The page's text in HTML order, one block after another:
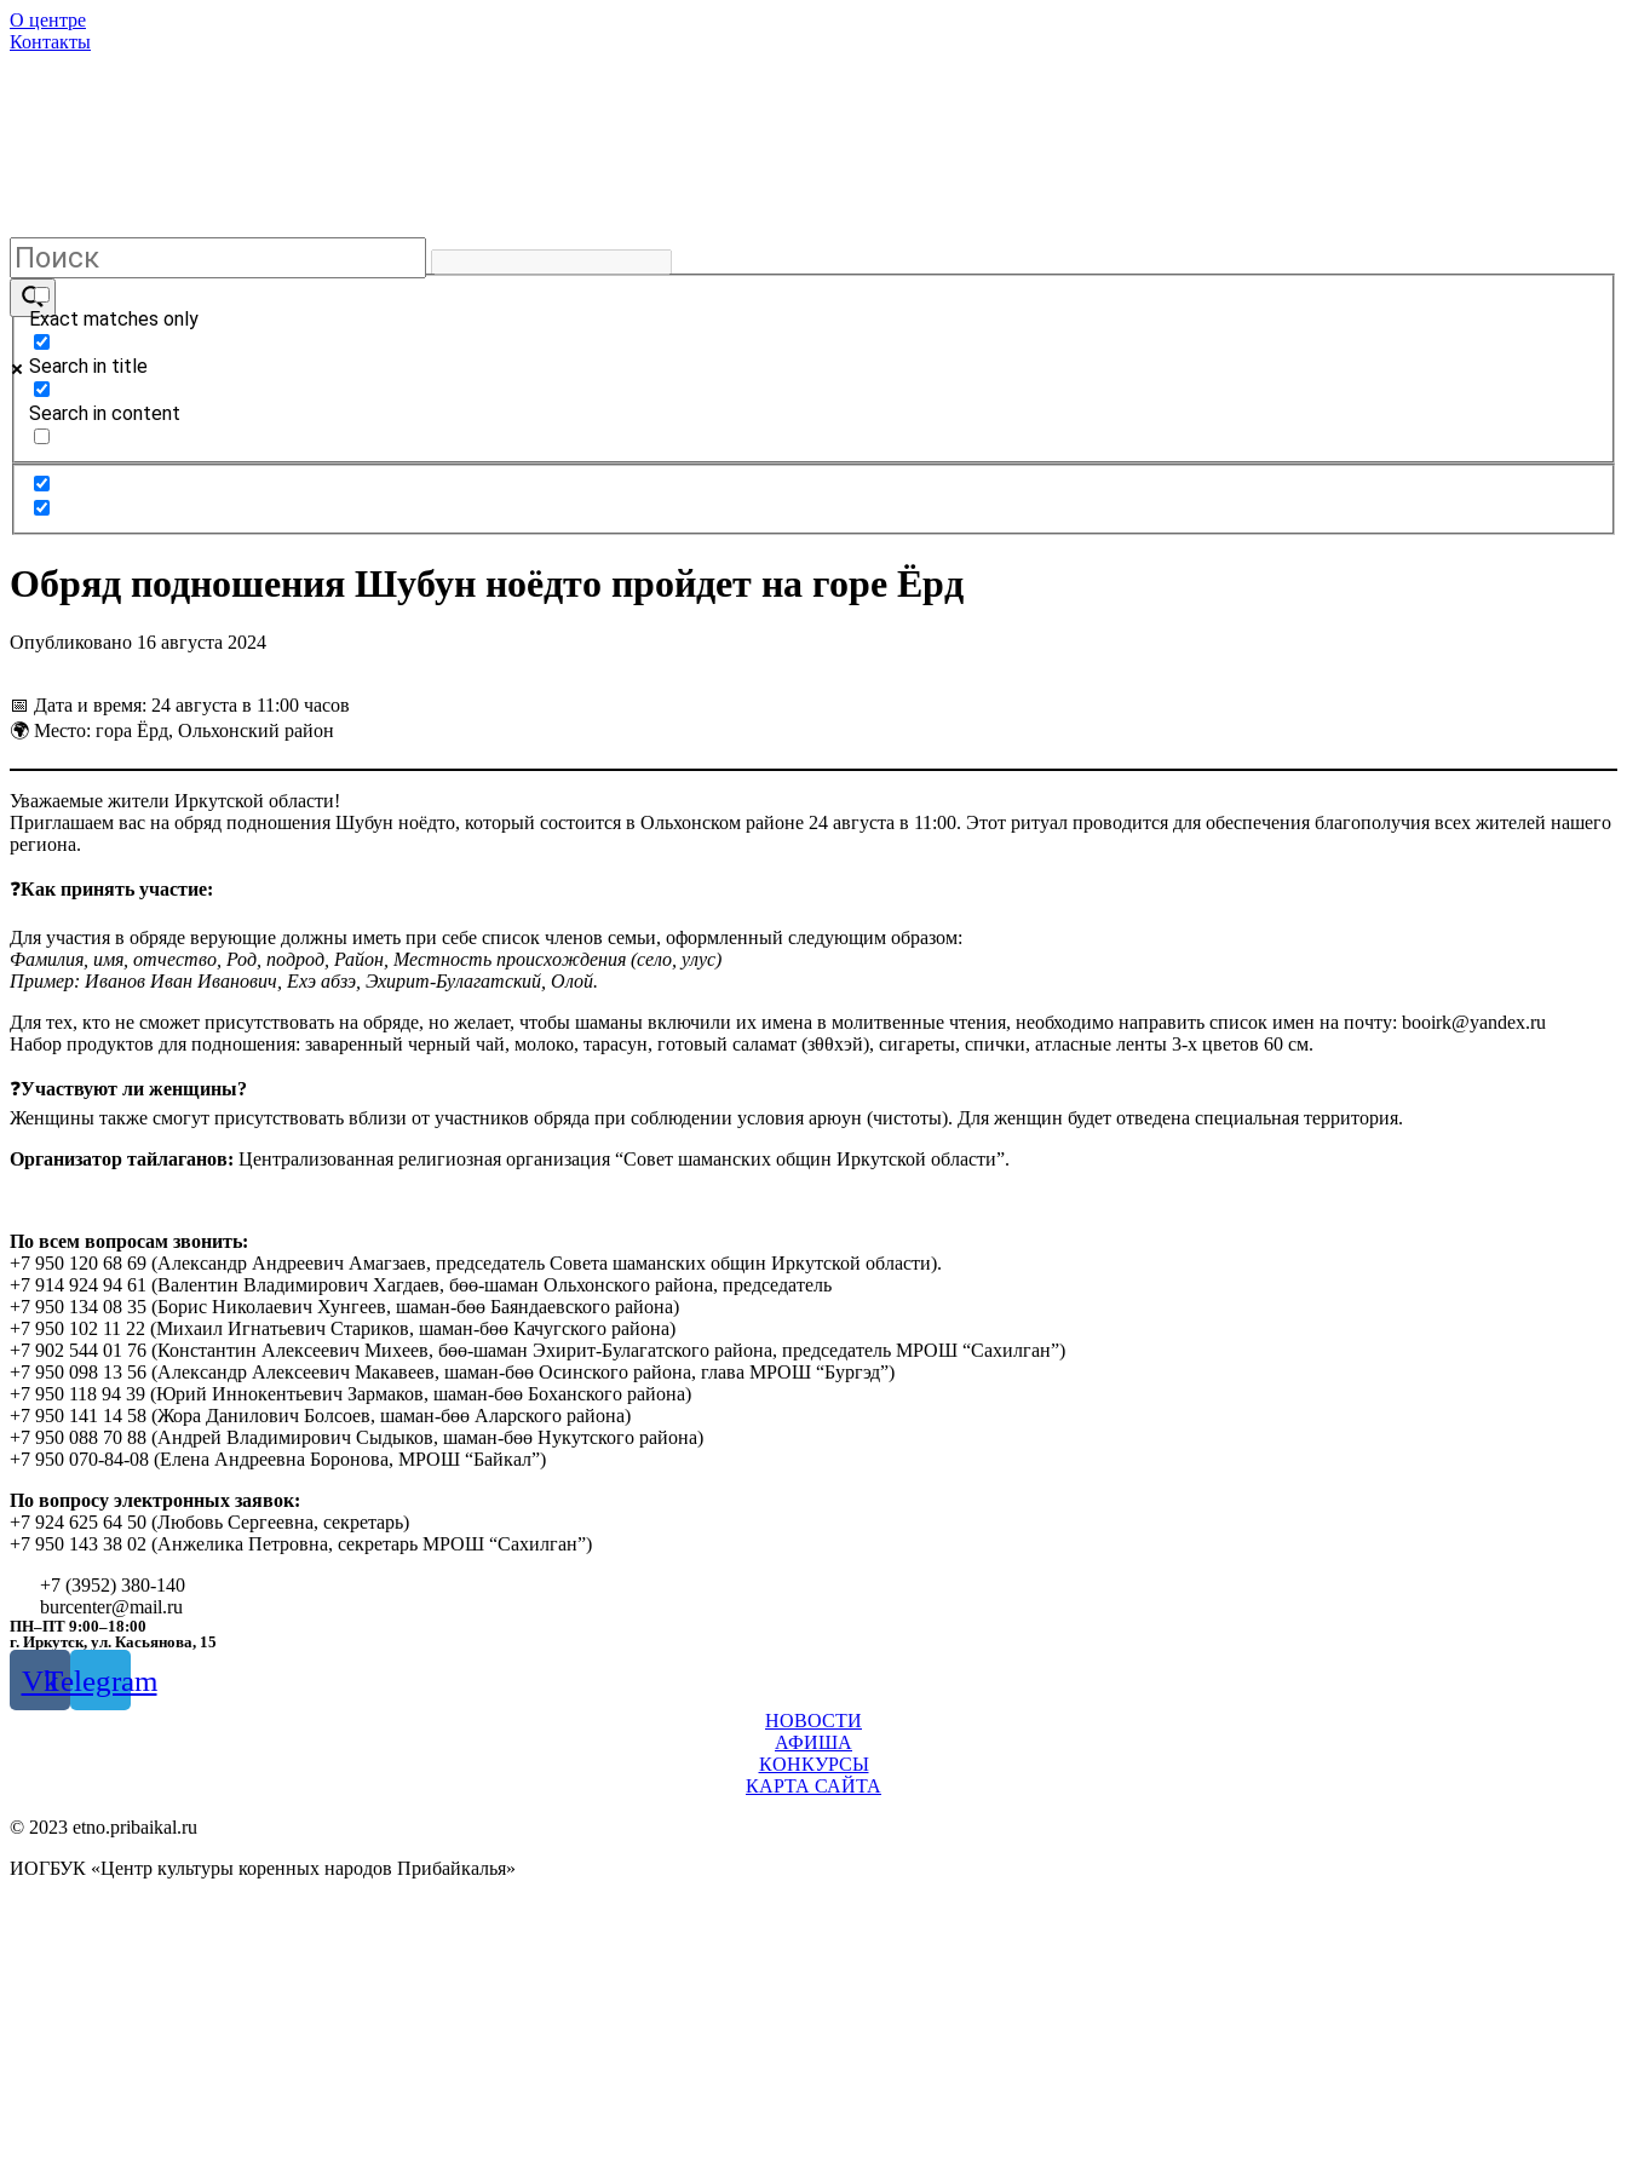
О центре
Контакты
Exact matches only
Search in title
Search in content
Обряд подношения Шубун ноёдто пройдет на горе Ёрд
Опубликовано 16 августа 2024
📅 Дата и время: 24 августа в 11:00 часов
🌍 Место: гора Ёрд, Ольхонский район
Уважаемые жители Иркутской области!
Приглашаем вас на обряд подношения Шубун ноёдто, который состоится в Ольхонском районе 24 августа в 11:00. Этот ритуал проводится для обеспечения благополучия всех жителей нашего
региона.
❓Как принять участие:
Для участия в обряде верующие должны иметь при себе список членов семьи, оформленный следующим образом:
Фамилия, имя, отчество, Род, подрод, Район, Местность происхождения (село, улус)
Пример: Иванов Иван Иванович, Ехэ абзэ, Эхирит-Булагатский, Олой.
Для тех, кто не сможет присутствовать на обряде, но желает, чтобы шаманы включили их имена в молитвенные чтения, необходимо направить список имен на почту: booirk@yandex.ru
Набор продуктов для подношения: заваренный черный чай, молоко, тарасун, готовый саламат (зθθхэй), сигареты, спички, атласные ленты 3-х цветов 60 см.
❓Участвуют ли женщины?
Женщины также смогут присутствовать вблизи от участников обряда при соблюдении условия арюун (чистоты). Для женщин будет отведена специальная территория.
Организатор тайлаганов: Централизованная религиозная организация “Совет шаманских общин Иркутской области”.
По всем вопросам звонить:
+7 950 120 68 69 (Александр Андреевич Амагзаев, председатель Совета шаманских общин Иркутской области).
+7 914 924 94 61 (Валентин Владимирович Хагдаев, бөө-шаман Ольхонского района, председатель
+7 950 134 08 35 (Борис Николаевич Хунгеев, шаман-бөө Баяндаевского района)
+7 950 102 11 22 (Михаил Игнатьевич Стариков, шаман-бөө Качугского района)
+7 902 544 01 76 (Константин Алексеевич Михеев, бөө-шаман Эхирит-Булагатского района, председатель МРОШ “Сахилган”)
+7 950 098 13 56 (Александр Алексеевич Макавеев, шаман-бөө Осинского района, глава МРОШ “Бургэд”)
+7 950 118 94 39 (Юрий Иннокентьевич Зармаков, шаман-бөө Боханского района)
+7 950 141 14 58 (Жора Данилович Болсоев, шаман-бөө Аларского района)
+7 950 088 70 88 (Андрей Владимирович Сыдыков, шаман-бөө Нукутского района)
+7 950 070-84-08 (Елена Андреевна Боронова, МРОШ “Байкал”)
По вопросу электронных заявок:
+7 924 625 64 50 (Любовь Сергеевна, секретарь)
+7 950 143 38 02 (Анжелика Петровна, секретарь МРОШ “Сахилган”)
+7 (3952) 380-140
burcenter@mail.ru
ПН–ПТ 9:00–18:00
г. Иркутск, ул. Касьянова, 15
VkTelegram
НОВОСТИ
АФИША
КОНКУРСЫ
КАРТА САЙТА
© 2023 etno.pribaikal.ru
ИОГБУК «Центр культуры коренных народов Прибайкалья»